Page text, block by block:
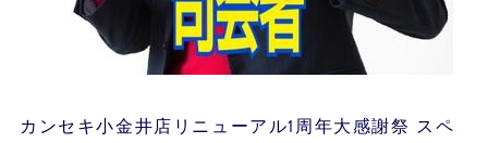
カンセキ小金井店リニューアル1周年大感謝祭 スペ